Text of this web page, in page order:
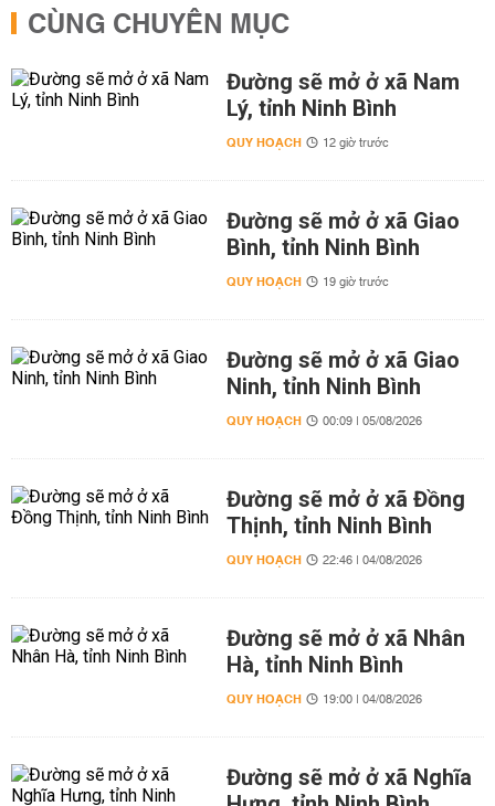
CÙNG CHUYÊN MỤC
Đường sẽ mở ở xã Nam
Lý, tỉnh Ninh Bình
QUY HOẠCH 12 giờ trước
Đường sẽ mở ở xã Giao
Bình, tỉnh Ninh Bình
QUY HOẠCH 19 giờ trước
Đường sẽ mở ở xã Giao
Ninh, tỉnh Ninh Bình
QUY HOẠCH 00:09 | 05/08/2026
Đường sẽ mở ở xã Đồng
Thịnh, tỉnh Ninh Bình
QUY HOẠCH 22:46 | 04/08/2026
Đường sẽ mở ở xã Nhân
Hà, tỉnh Ninh Bình
QUY HOẠCH 19:00 | 04/08/2026
Đường sẽ mở ở xã Nghĩa